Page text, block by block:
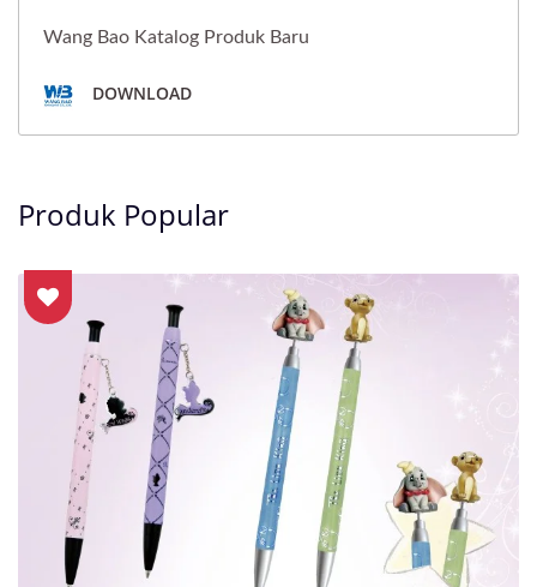
Wang Bao Katalog Produk Baru
DOWNLOAD
Produk Popular